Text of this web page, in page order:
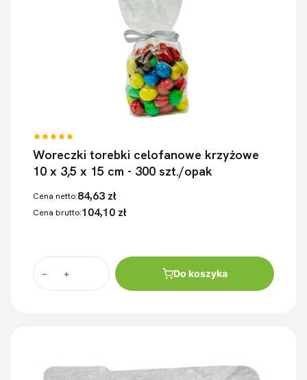
Woreczki torebki celofanowe krzyżowe
10 x 3,5 x 15 cm - 300 szt./opak
Cena netto:84,63 zł
Cena brutto:104,10 zł
Do koszyka